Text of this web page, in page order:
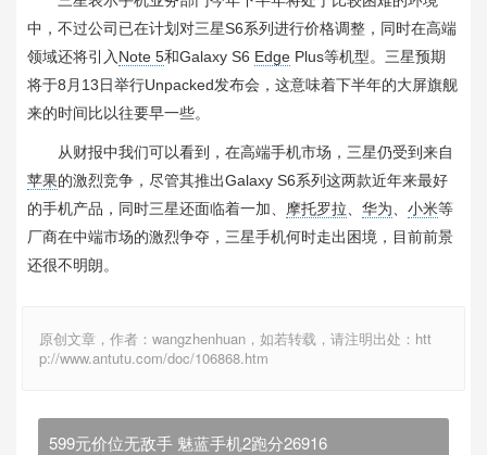
中，不过公司已在计划对三星S6系列进行价格调整，同时在高端
领域还将引入 Note 5和Galaxy S6 Edge Plus等机型。三星预期
将于8月13日举行Unpacked发布会，这意味着下半年的大屏旗舰
来的时间比以往要早一些。
从财报中我们可以看到，在高端手机市场，三星仍受到来自
苹果的激烈竞争，尽管其推出Galaxy S6系列这两款近年来最好
的手机产品，同时三星还面临着一加、 摩托罗拉 华为 小米等
厂商在中端市场的激烈争夺，三星手机何时走出困境，目前前景
还很不明朗。
原创文章，作者：wangzhenhuan，如若转载，请注明出处：htt
p://www.antutu.com/doc/106868.htm
599元价位无敌手 魅蓝手机2跑分26916